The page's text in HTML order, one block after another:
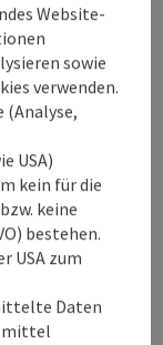
Website-
sowie
verwenden.
USA)
kein für die
keine
bestehen.
USA zum
Daten